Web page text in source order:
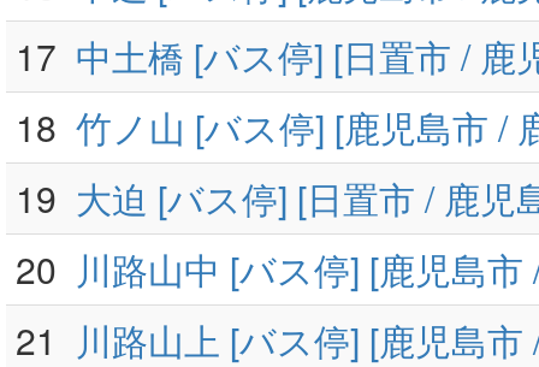
17 中土橋 [バス停] [日置市 / 鹿
18 竹ノ山 [バス停] [鹿児島市 /
19 大迫 [バス停] [日置市 / 鹿児
20 川路山中 [バス停] [鹿児島市
21
川路山上 [バス停] [鹿児島市